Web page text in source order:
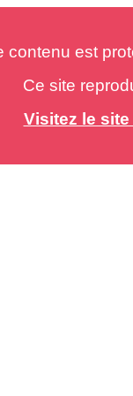
est
Ce site
Visitez le